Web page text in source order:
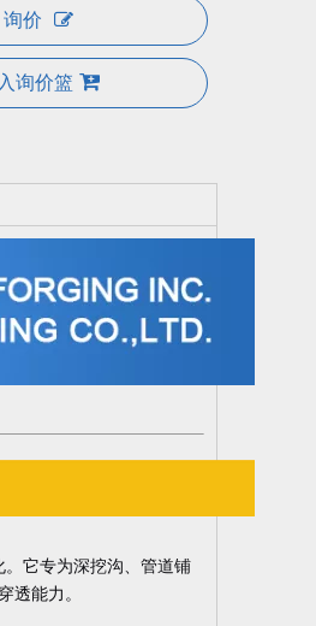
询价
询价篮
它专为深挖沟、管道铺
能力。